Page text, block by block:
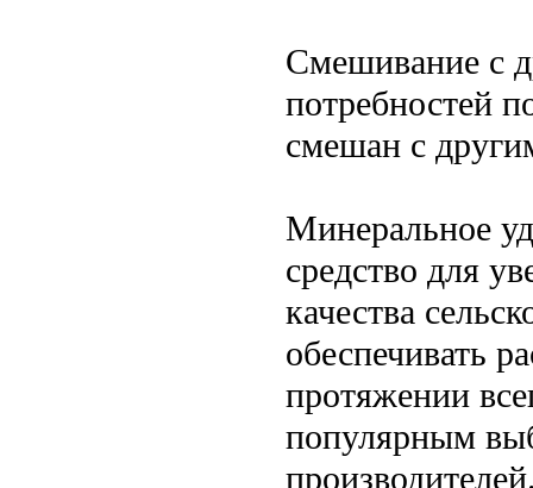
Смешивание с
потребностей
смешан с
Минеральное
средство для
качества
обеспечивать
протяжении
популярным